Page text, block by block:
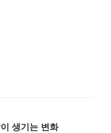
생기는 변화